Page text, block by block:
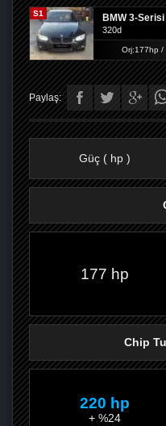
S1 BMW 3-Serisi
320d
Orj:177hp /
Paylaş:
Güç ( hp )
177 hp
Chip
220 hp
+ %24